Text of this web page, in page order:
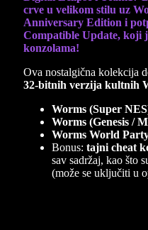
crve u velikom stilu uz
Anniversary Edition i
Compatible Update, koji
konzolama!
Ova nostalgična kolekcija
32-bitnih verzija kultnih
Worms (Super
Worms (Genesis /
Worms World
Bonus: tajni cheat
sav sadržaj, kao što
(može se uključiti u